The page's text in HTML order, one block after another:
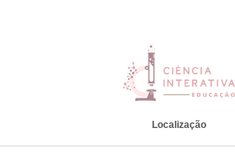
* Contém atividades de fixação
* Contém PDF com o resumo
* Contém game sobre os tecidos
* Contém
Obs:
material
Localização